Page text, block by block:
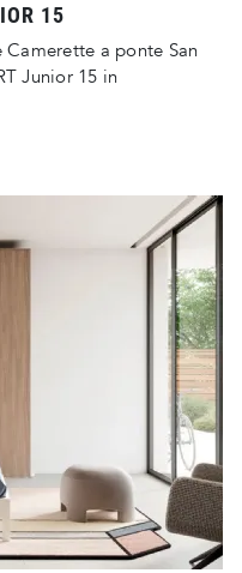
15
a ponte San
Junior 15 in